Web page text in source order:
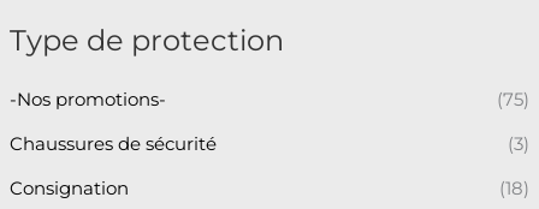
Type de protection
-Nos promotions- (75)
Chaussures de sécurité (3)
Consignation (18)